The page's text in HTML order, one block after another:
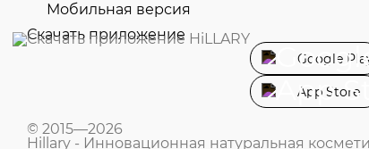
Мобильная версия
Скачать приложение
Google
App Store
© 2015—2026
Hillary - Инновационная натуральная